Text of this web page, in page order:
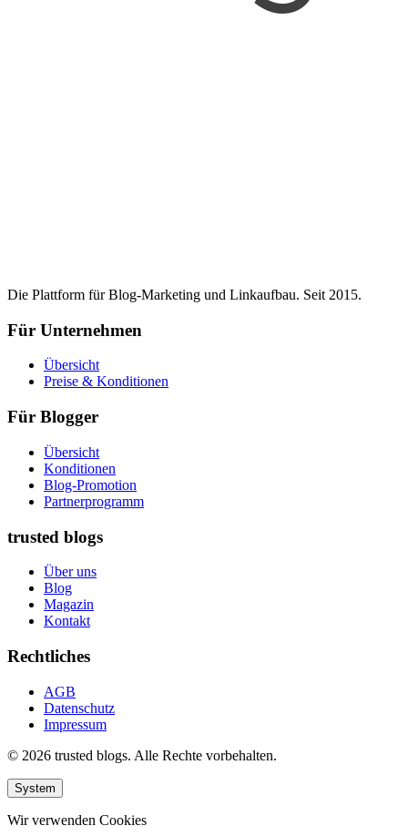
Die Plattform für Blog-Marketing und Linkaufbau. Seit 2015.
Für Unternehmen
Übersicht
Preise & Konditionen
Für Blogger
Übersicht
Konditionen
Blog-Promotion
Partnerprogramm
trusted blogs
Über uns
Blog
Magazin
Kontakt
Rechtliches
AGB
Datenschutz
Impressum
© 2026 trusted blogs. Alle Rechte vorbehalten.
System
Wir verwenden Cookies